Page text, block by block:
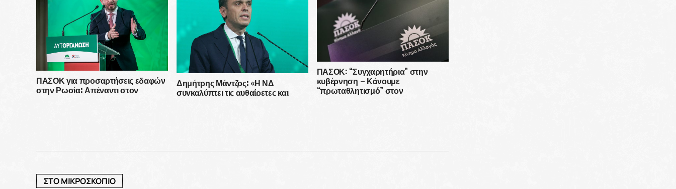
ΠΑΣΟΚ για προσαρτήσεις εδαφών
στην Ρωσία: Απέναντι στον
Δημήτρης Μάντζος: «Η ΝΔ
συγκαλύπτει τις αυθαίρετες και
ΠΑΣΟΚ: “Συγχαρητήρια” στην
κυβέρνηση – Κάνουμε
“πρωταθλητισμό” στον
ΣΤΟ ΜΙΚΡΟΣΚΟΠΙΟ